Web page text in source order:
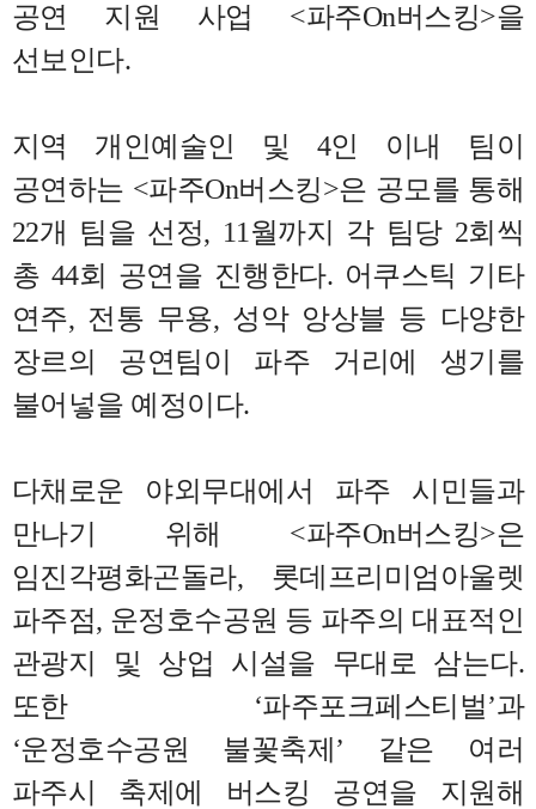
공연 지원 사업 <파주On버스킹>을
선보인다.
지역 개인예술인 및 4인 이내 팀이
공연하는 <파주On버스킹>은 공모를 통해
22개 팀을 선정, 11 월까지 각 팀당 2회씩
총 44회 공연을 진행한다. 어쿠스틱 기타
연주, 전통 무용, 성악 앙상블 등 다양한
장르의 공연팀이 파주 거리에 생기를
불어넣을 예정이다.
다채로운 야외무대에서 파주 시민들과
만나기 위해 <파주On버스킹>은
임진각평화곤돌라, 롯데프리미엄아울렛
파주점, 운정호수공원 등 파주의 대표적인
관광지 및 상업 시설을 무대로 삼는다.
또한 ‘파주포크페스티벌’과
‘운정호수공원 불꽃축제 ’ 같은 여러
파주시 축제에 버스킹 공연을 지원해